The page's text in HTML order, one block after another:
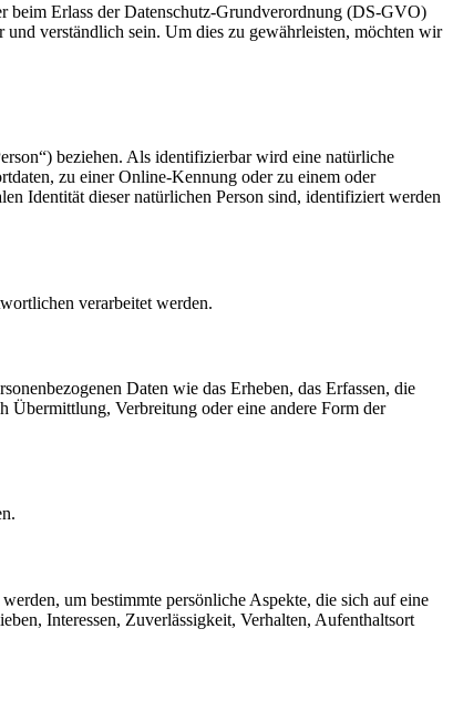
beim Erlass der Datenschutz-Grundverordnung (DS-GVO)
verständlich sein. Um dies zu gewährleisten, möchten wir
beziehen. Als identifizierbar wird eine natürliche
zu einer Online-Kennung oder zu einem oder
Identität dieser natürlichen Person sind, identifiziert werden
verarbeitet werden.
Daten wie das Erheben, das Erfassen, die
Übermittlung, Verbreitung oder eine andere Form der
um bestimmte persönliche Aspekte, die sich auf eine
Interessen, Zuverlässigkeit, Verhalten, Aufenthaltsort